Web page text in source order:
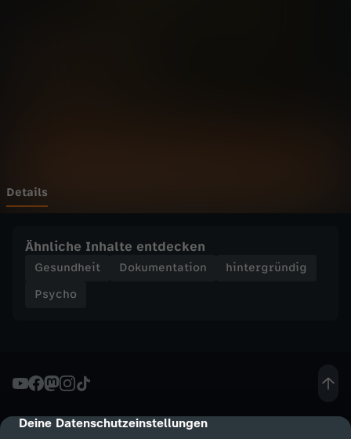
cmp-dialog-description
Deine Datenschutzeinstellungen
o
I
u
n
Details
Ähnliche Inhalte entdecken
Gesundheit Dokumentation
hintergründig
Psycho